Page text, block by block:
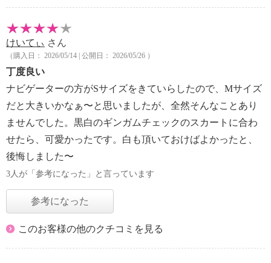
けいてぃ さん
（購入日： 2026/05/14 | 公開日： 2026/05/26 ）
丁度良い
ナビゲーターの方がSサイズをきていらしたので、Mサイズ
だと大きいかなぁ〜と思いましたが、全然そんなことあり
ませんでした。黒白のギンガムチェックのスカートに合わ
せたら、可愛かったです。白も頂いておけばよかったと、
後悔しました〜
3人が「参考になった」と言っています
参考になった
このお客様の他のクチコミを見る